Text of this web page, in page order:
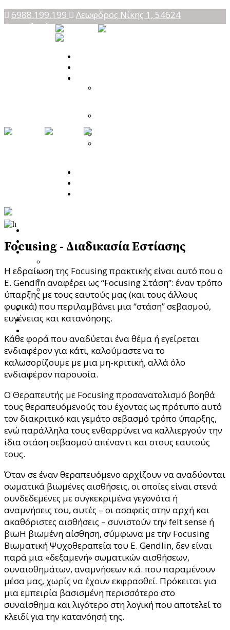
6988.199.199
Λεωφόρος Νίκης 1, 54624
Θεσσαλονίκη
Ποια Είμαι
Υπηρεσίες
Focusing – Διαδικασία Εστίασης
Theta Healing
Ενεργειακή Ψυχολογία & Θεραπευτική
Μεταμόρφωση
Blog
Κατάστημα
Focusing - Διαδικασία Εστίασης
Η εδραίωση της Focusing πρακτικής είναι αυτό που ο
E. Gendlin αναφέρει ως “Focusing Στάση”: έναν τρόπο
ύπαρξης με τους εαυτούς μας (και τους άλλους
φυσικά) που περιλαμβάνει μια “στάση” σεβασμού,
ευγένειας και κατανόησης.
Κάθε φορά που αναδύεται ένα θέμα ή εγείρεται
ενδιαφέρον για κάτι, καλούμαστε να το
καλωσορίζουμε με μια μη-κριτική, αλλά όλο
ενδιαφέρον παρουσία.
Ο Θεραπευτής με Focusing προσανατολισμό βοηθά
τους θεραπευόμενούς του έχοντας ως πρότυπο αυτό
τον διακριτικό και γεμάτο σεβασμό τρόπο ύπαρξης,
ενώ παράλληλα τους ενθαρρύνει να καλλιεργούν την
ίδια στάση σεβασμού απέναντι και στους εαυτούς
τους.
Όταν σε έναν θεραπευόμενο αρχίζουν να αναδύονται
σωματικά βιωμένες αισθήσεις, οι οποίες είναι στενά
συνδεδεμένες με συγκεκριμένα γεγονότα ή
αναμνήσεις του, αυτές – οι ασαφείς στην αρχή και
ακαθόριστες αισθήσεις – συνιστούν την felt sense ή
βιωΗ βιωμένη αίσθηση, σύμφωνα με την Focusing
Βιωματική Ψυχοθεραπεία του E. Gendlin, δεν είναι
παρά μια «δεξαμενή» σωματικών αισθήσεων,
συναισθημάτων, αναμνήσεων κ.ά. που παραμένουν
μέσα μας, χωρίς να έχουν εκφρασθεί. Πρόκειται για
μια εμπειρία βασισμένη περισσότερο στο
συναίσθημα και λιγότερο στη λογική που αποτελεί το
κλειδί για την κατανόησή της.